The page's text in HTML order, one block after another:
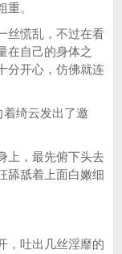
。
慌乱，不过在看
在自己的身体之
分开心，仿佛就连
绮云发出了邀
，最先俯下头去
舔舐着上面白嫩细
吐出几丝淫靡的